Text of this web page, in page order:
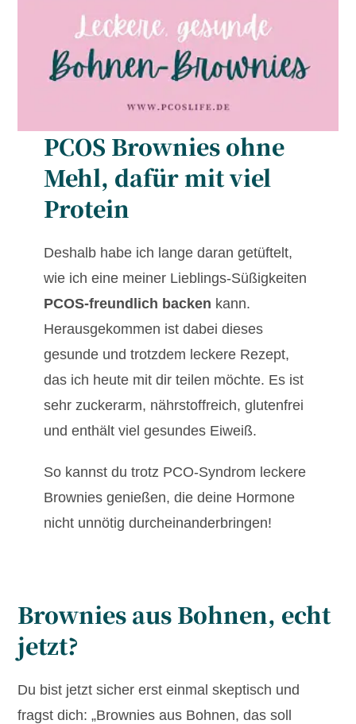
PCOS Brownies ohne
Mehl, dafür mit viel
Protein
Deshalb habe ich lange daran getüftelt,
wie ich eine meiner Lieblings-Süßigkeiten
PCOS-freundlich backen kann.
Herausgekommen ist dabei dieses
gesunde und trotzdem leckere Rezept,
das ich heute mit dir teilen möchte. Es ist
sehr zuckerarm, nährstoffreich, glutenfrei
und enthält viel gesundes Eiweiß.
So kannst du trotz PCO-Syndrom leckere
Brownies genießen, die deine Hormone
nicht unnötig durcheinanderbringen!
Brownies aus Bohnen, echt
jetzt?
Du bist jetzt sicher erst einmal skeptisch und
fragst dich: „Brownies aus Bohnen, das soll